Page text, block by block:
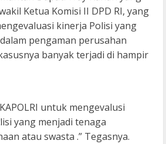
Ketua Komisi II DPD RI, yang
kinerja Polisi yang
pengaman perusahan
banyak terjadi di hampir
untuk mengevalusi
yang menjadi tenaga
atau swasta .” Tegasnya.